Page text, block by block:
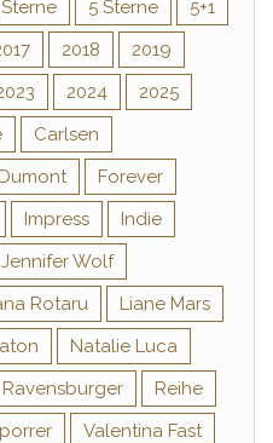
5 Sterne
5+1
2018
2019
2024
2025
Carlsen
Dumont
Forever
Impress
Indie
Jennifer Wolf
Rotaru
Liane Mars
Natalie Luca
Ravensburger
Reihe
Valentina Fast